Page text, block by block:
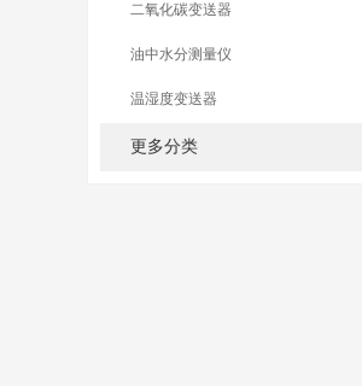
二氧化碳变送器
油中水分测量仪
温湿度变送器
更多分类